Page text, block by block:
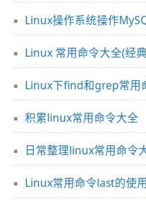
Linux操作系统操作
Linux 常用命令大全(经
Linux下find和grep常用
积累linux常用命令大全
日常整理linux常用命令
Linux常用命令last的使